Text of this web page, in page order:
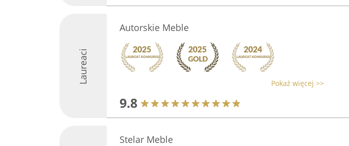
Laureaci
Autorskie Meble
Pokaż więcej >>
9.8
Stelar Meble